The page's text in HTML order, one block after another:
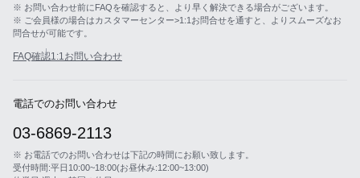
※ お問い合わせ前にFAQを確認すると、より早く解決できる場合がございます。
※ ご会員様の場合はカスタマーセンター>1:1お問合せを通すと、よりスムーズなお
問合せが可能です。
FAQ確認1:1お問い合わせ
電話でのお問い合わせ
03-6869-2113
※ お電話でのお問い合わせは下記の時間にお願い致します。
受付時間:平日10:00~18:00(お昼休み:12:00~13:00)